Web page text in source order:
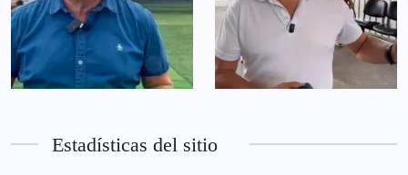
Estadísticas del sitio